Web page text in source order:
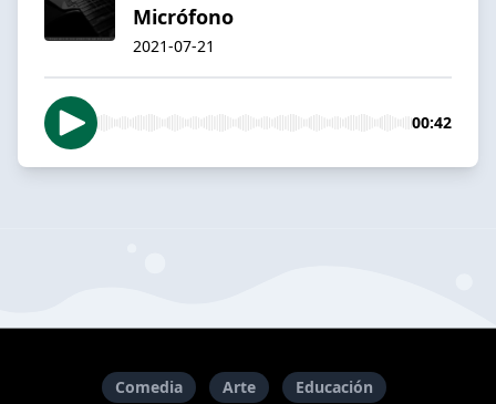
Micrófono
2021-07-21
00:42
Comedia Arte Educación